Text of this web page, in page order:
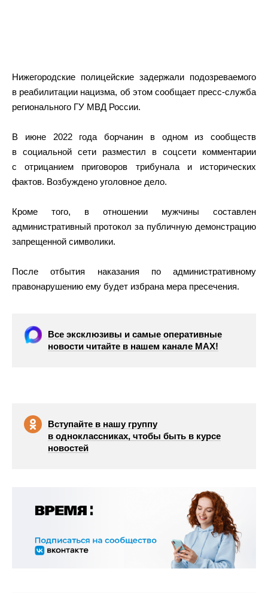
Нижегородские полицейские задержали подозреваемого
в реабилитации нацизма, об этом сообщает пресс-служба
регионального ГУ МВД России.
В июне 2022 года борчанин в одном из сообществ
в социальной сети разместил в соцсети комментарии
с отрицанием приговоров трибунала и исторических
фактов. Возбуждено уголовное дело.
Кроме того, в отношении мужчины составлен
административный протокол за публичную демонстрацию
запрещенной символики.
После отбытия наказания по административному
правонарушению ему будет избрана мера пресечения.
Все эксклюзивы и самые оперативные
новости читайте в нашем канале МАХ!
Вступайте в нашу группу
в одноклассниках, чтобы быть в курсе
новостей